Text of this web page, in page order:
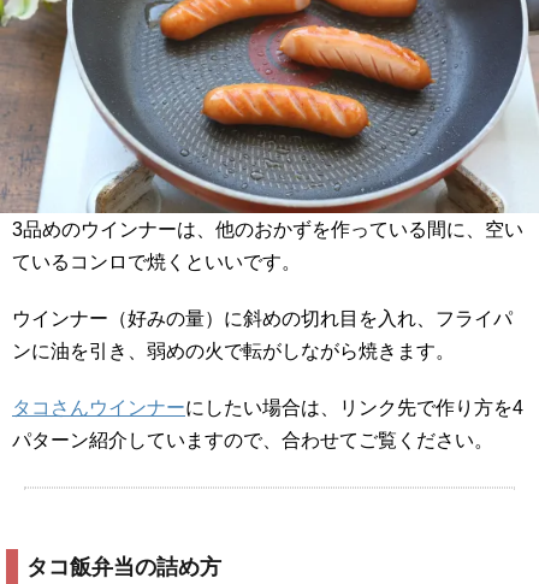
3品めのウインナーは、他のおかずを作っている間に、空い
ているコンロで焼くといいです。
ウインナー（好みの量）に斜めの切れ目を入れ、フライパ
ンに油を引き、弱めの火で転がしながら焼きます。
タコさんウインナーにしたい場合は、リンク先で作り方を4
パターン紹介していますので、合わせてご覧ください。
タコ飯弁当の詰め方